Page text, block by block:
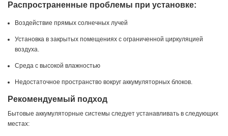
Распространенные проблемы при установке:
Воздействие прямых солнечных лучей
Установка в закрытых помещениях с ограниченной циркуляцией
воздуха.
Среда с высокой влажностью
Недостаточное пространство вокруг аккумуляторных блоков.
Рекомендуемый подход
Бытовые аккумуляторные системы следует устанавливать в следующих
местах: